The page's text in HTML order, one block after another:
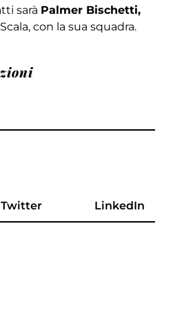
sarà Palmer Bischetti,
con la sua squadra.
Twitter LinkedIn